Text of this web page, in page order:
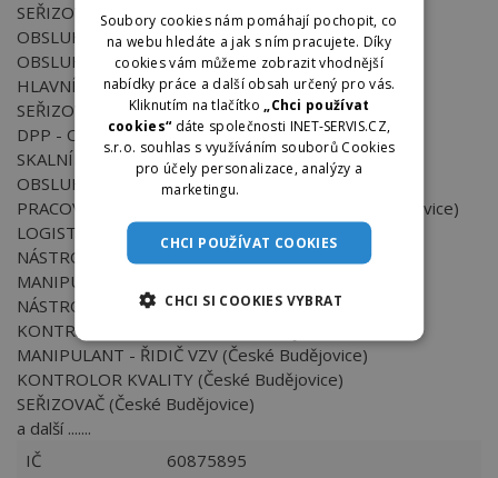
SEŘIZOVAČ (České Budějovice)
OBSLUHA STROJŮ (České Budějovice)
OBSLUHA STROJŮ (České Budějovice)
HLAVNÍ ÚČETNÍ (České Budějovice)
SEŘIZOVAČ (České Budějovice)
DPP - OBSLUHA STROJŮ (České Budějovice)
SKALNÍK / SKLADNICE (České Budějovice)
OBSLUHA STROJŮ (České Budějovice)
PRACOVNÍK/ICE NÁKUPU - LOGISTIK (České Budějovice)
LOGISTIK - PLÁNOVAČ (České Budějovice)
NÁSTROJAŘ (České Budějovice)
MANIPULANT - ŘIDIČ VZV (České Budějovice)
NÁSTROJAŘ (České Budějovice)
KONTROLOR KVALITY (České Budějovice)
MANIPULANT - ŘIDIČ VZV (České Budějovice)
KONTROLOR KVALITY (České Budějovice)
SEŘIZOVAČ (České Budějovice)
a další .......
IČ
60875895
Soubory cookies nám pomáhají pochopit, co
na webu hledáte a jak s ním pracujete. Díky
cookies vám můžeme zobrazit vhodnější
nabídky práce a další obsah určený pro vás.
Kliknutím na tlačítko„Chci používat
cookies“ dáte společnosti INET-SERVIS.CZ,
s.r.o. souhlas s využíváním souborů Cookies
pro účely personalizace, analýzy a
marketingu.
CHCI POUŽÍVAT COOKIES
CHCI SI COOKIES VYBRAT